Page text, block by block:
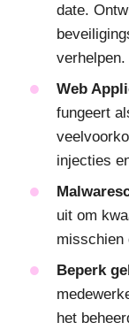
date.
verhelpen.
Web
fungeert
injecties
uit om
misschien
Beperk
het